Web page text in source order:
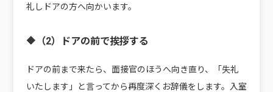
礼しドアの方へ向かいます。
🔶（2）ドアの前で挨拶する
ドアの前まで来たら、面接官のほうへ向き直り、「失礼
いたします」と言ってから再度深くお辞儀をします。入室